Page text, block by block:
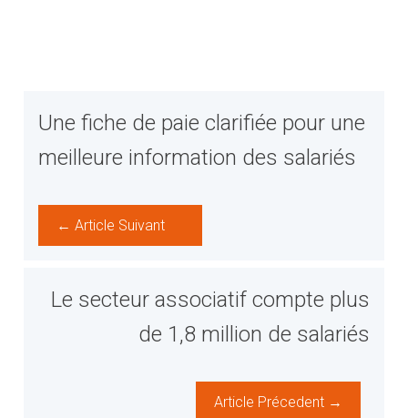
Une fiche de paie clarifiée pour une
meilleure information des salariés
← Article Suivant
Le secteur associatif compte plus
de 1,8 million de salariés
Article Précedent →